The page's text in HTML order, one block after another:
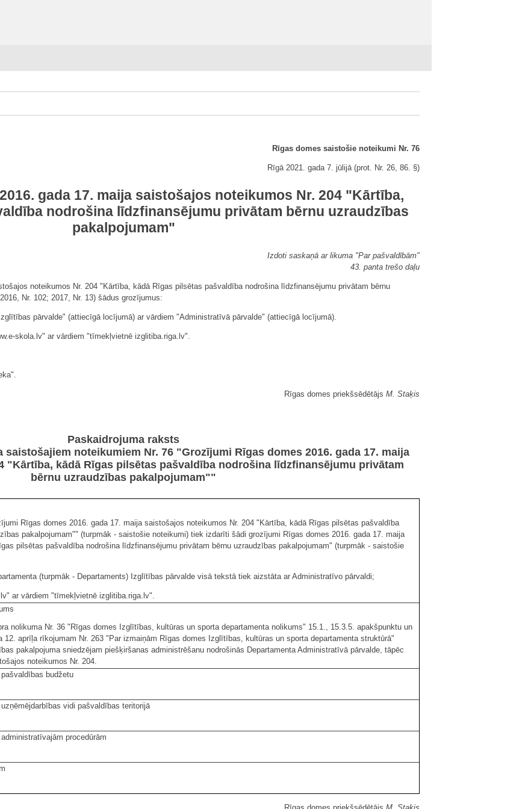
Rīgas domes saistošie noteikumi Nr. 76
Rīgā 2021. gada 7. jūlijā (prot. Nr. 26, 86. §)
gada 17. maija saistošajos noteikumos Nr. 204 "Kārtība,
nodrošina līdzfinansējumu privātam bērnu uzraudzības
pakalpojumam"
Izdoti saskaņā ar likuma "Par pašvaldībām"
43. panta trešo daļu
noteikumos Nr. 204 "Kārtība, kādā Rīgas pilsētas pašvaldība nodrošina līdzfinansējumu privātam bērnu
Nr. 102; 2017, Nr. 13) šādus grozījumus:
pārvalde" (attiecīgā locījumā) ar vārdiem "Administratīvā pārvalde" (attiecīgā locījumā).
skola.lv" ar vārdiem "tīmekļvietnē izglitiba.riga.lv".
Rīgas domes priekšsēdētājs M. Staķis
Paskaidrojuma raksts
saistošajiem noteikumiem Nr. 76 "Grozījumi Rīgas domes 2016. gada 17. maija
"Kārtība, kādā Rīgas pilsētas pašvaldība nodrošina līdzfinansējumu privātam
bērnu uzraudzības pakalpojumam""
Rīgas domes 2016. gada 17. maija saistošajos noteikumos Nr. 204 "Kārtība, kādā Rīgas pilsētas pašvaldība
pakalpojumam"" (turpmāk - saistošie noteikumi) tiek izdarīti šādi grozījumi Rīgas domes 2016. gada 17. maija
pilsētas pašvaldība nodrošina līdzfinansējumu privātam bērnu uzraudzības pakalpojumam" (turpmāk - saistošie
(turpmāk - Departaments) Izglītības pārvalde visā tekstā tiek aizstāta ar Administratīvo pārvaldi;
ar vārdiem "tīmekļvietnē izglitiba.riga.lv".
nolikuma Nr. 36 "Rīgas domes Izglītības, kultūras un sporta departamenta nolikums" 15.1., 15.3.5. apakšpunktu un
12. aprīļa rīkojumam Nr. 263 "Par izmaiņām Rīgas domes Izglītības, kultūras un sporta departamenta struktūrā"
pakalpojuma sniedzējam piešķiršanas administrēšanu nodrošinās Departamenta Administratīvā pārvalde, tāpēc
noteikumos Nr. 204.
budžetu
vidi pašvaldības teritorijā
procedūrām